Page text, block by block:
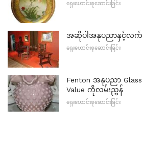
ရှေးဟောင်းစုဆောင်းခြင်း
အဆိုပါအနုပညာနှင့်လက်မှု
ရှေးဟောင်းစုဆောင်းခြင်း
Fenton အနုပညာ
Value ကိုလမ်းညွှန်
ရှေးဟောင်းစုဆောင်းခြင်း